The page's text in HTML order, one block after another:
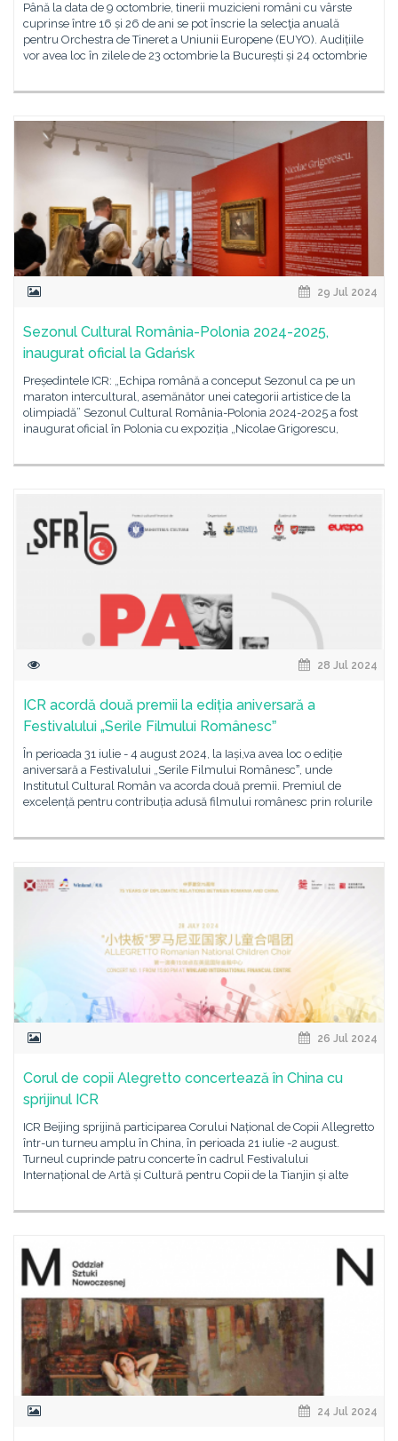
Până la data de 9 octombrie, tinerii muzicieni români cu vârste
cuprinse între 16 și 26 de ani se pot înscrie la selecţia anuală
pentru Orchestra de Tineret a Uniunii Europene (EUYO). Audițiile
vor avea loc în zilele de 23 octombrie la București și 24 octombrie
29 Jul 2024
Sezonul Cultural România-Polonia 2024-2025,
inaugurat oficial la Gdańsk
Președintele ICR: „Echipa română a conceput Sezonul ca pe un
maraton intercultural, asemănător unei categorii artistice de la
olimpiadă” Sezonul Cultural România-Polonia 2024-2025 a fost
inaugurat oficial în Polonia cu expoziția „Nicolae Grigorescu,
28 Jul 2024
ICR acordă două premii la ediția aniversară a
Festivalului „Serile Filmului Românescˮ
În perioada 31 iulie - 4 august 2024, la Iași,va avea loc o ediție
aniversară a Festivalului „Serile Filmului Românescˮ, unde
Institutul Cultural Român va acorda două premii. Premiul de
excelență pentru contribuția adusă filmului românesc prin rolurile
26 Jul 2024
Corul de copii Alegretto concertează în China cu
sprijinul ICR
ICR Beijing sprijină participarea Corului Național de Copii Allegretto
într-un turneu amplu în China, în perioada 21 iulie -2 august.
Turneul cuprinde patru concerte în cadrul Festivalului
Internațional de Artă și Cultură pentru Copii de la Tianjin și alte
24 Jul 2024